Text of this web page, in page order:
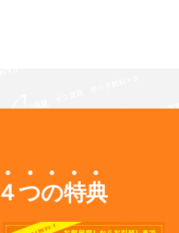
４つの特典